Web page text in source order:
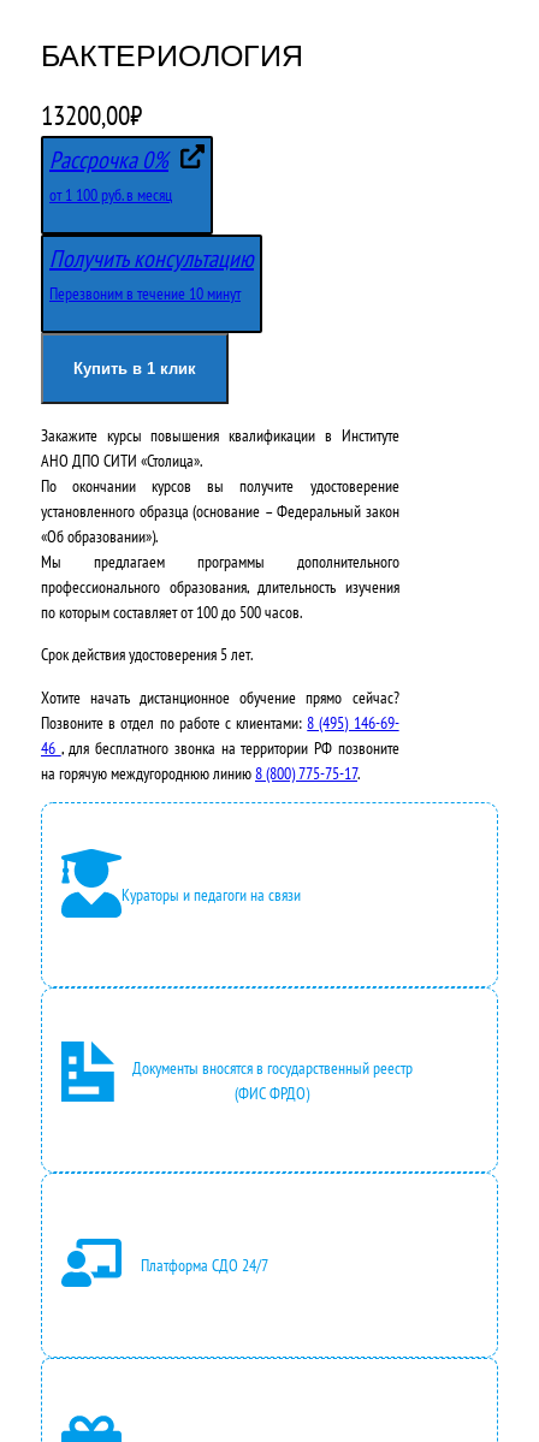
БАКТЕРИОЛОГИЯ
13200,00₽
Рассрочка 0%
от 1 100 руб. в месяц
Получить консультацию
Перезвоним в течение 10 минут
Купить в 1 клик
Закажите курсы повышения квалификации в Институте
АНО ДПО СИТИ «Столица».
По окончании курсов вы получите удостоверение
установленного образца (основание – Федеральный закон
«Об образовании»).
Мы предлагаем программы дополнительного
профессионального образования, длительность изучения
по которым составляет от 100 до 500 часов.
Срок действия удостоверения 5 лет.
Хотите начать дистанционное обучение прямо сейчас?
Позвоните в отдел по работе с клиентами:8 (495) 146-69-
46 , для бесплатного звонка на территории РФ позвоните
на горячую междугороднюю линию8 (800) 775-75-17.
Кураторы и педагоги на связи
Документы вносятся в государственный реестр
(ФИС ФРДО)
Платформа СДО 24/7